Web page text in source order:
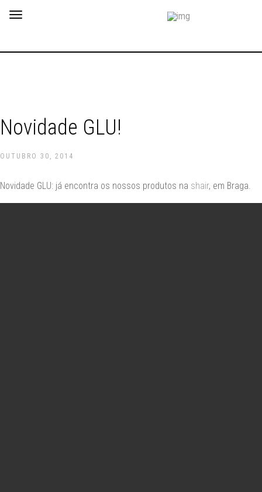
Toggle
Novidade GLU!
OUTUBRO 30, 2014
Novidade GLU: já encontra os nossos produtos na shair, em Braga.